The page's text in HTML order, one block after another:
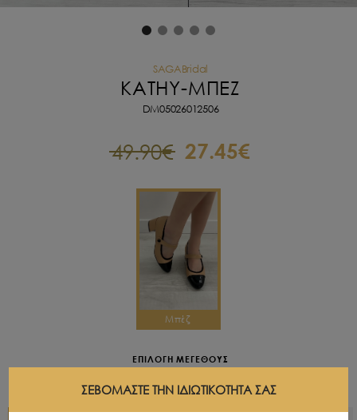
SAGABridal
KATHY-ΜΠΕΖ
DM05026012506
49.90€ 27.45€
Μπέζ
ΕΠΙΛΟΓΗ ΜΕΓΕΘΟΥΣ
ΣΕΒΌΜΑΣΤΕ ΤΗΝ ΙΔΙΩΤΙΚΌΤΗΤΆ ΣΑΣ